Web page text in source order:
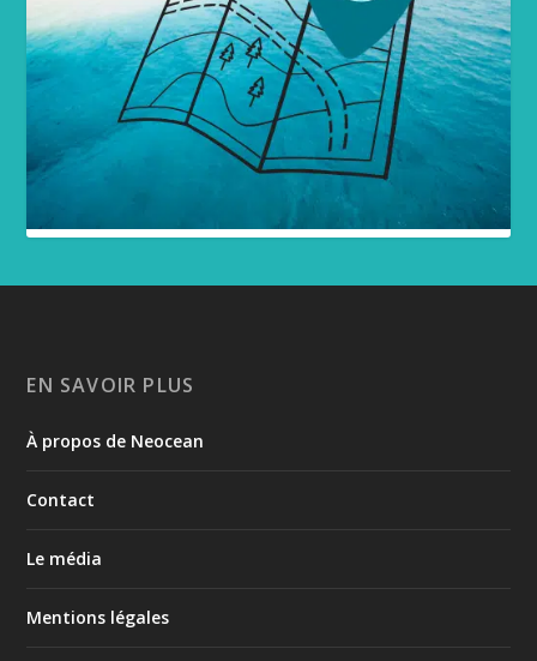
EN SAVOIR PLUS
À propos de Neocean
Contact
Le média
Mentions légales